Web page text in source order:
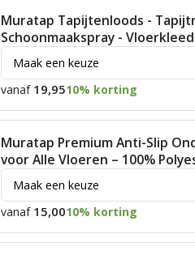
Muratap Tapijtenloods -
Schoonmaakspray -
vanaf 19,9510% korting
Muratap Premium Anti-Slip
voor Alle Vloeren – 100%
vanaf 15,0010% korting